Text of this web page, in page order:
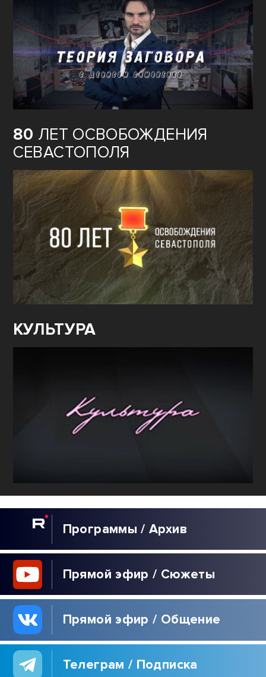
Программы / Архив
Прямой эфир / Сюжеты
Прямой эфир / Общение
Телеграм / Подписка
80 ЛЕТ ОСВОБОЖДЕНИЯ
СЕВАСТОПОЛЯ
КУЛЬТУРА